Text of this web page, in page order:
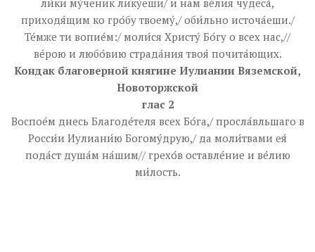
ли́ки му́ченик лику́еши/ и нам ве́лия чудеса́,
приходя́щим ко гро́бу твоему́,/ оби́льно источа́еши./
Те́мже ти вопие́м:/ моли́ся Христу́ Бо́гу о всех нас,//
ве́рою и любо́вию страда́ния твоя́ почита́ющих.
Кондак благоверной княгине Иулиании Вяземской,
Новоторжской
глас 2
Воспое́м днесь Благоде́теля всех Бо́га,/ просла́вльшаго в
Росси́и Иулиани́ю Богому́друю,/ да моли́твами ея́
пода́ст душа́м на́шим// грехо́в оставле́ние и ве́лию
ми́лость.